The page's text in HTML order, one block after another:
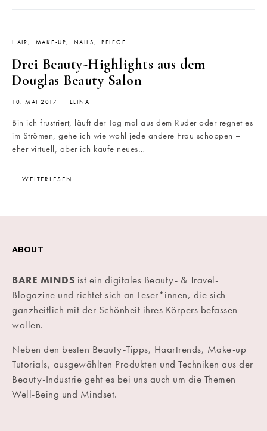
HAIR MAKE-UP NAILS PFLEGE
Drei Beauty-Highlights aus dem
Douglas Beauty Salon
10. MAI 2017 ELINA
Bin ich frustriert, läuft der Tag mal aus dem Ruder oder regnet es
im Strömen, gehe ich wie wohl jede andere Frau schoppen –
eher virtuell, aber ich kaufe neues…
WEITERLESEN
ABOUT
BARE MINDS ist ein digitales Beauty- & Travel-
Blogazine und richtet sich an Leser*innen, die sich
ganzheitlich mit der Schönheit ihres Körpers befassen
wollen.
Neben den besten Beauty-Tipps, Haartrends, Make-up
Tutorials, ausgewählten Produkten und Techniken aus der
Beauty-Industrie geht es bei uns auch um die Themen
Well-Being und Mindset.